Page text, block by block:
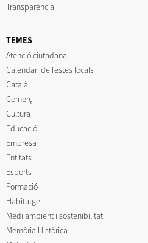
Transparència
TEMES
Atenció ciutadana
Calendari de festes locals
Català
Comerç
Cultura
Educació
Empresa
Entitats
Esports
Formació
Habitatge
Medi ambient i sostenibilitat
Memòria Històrica